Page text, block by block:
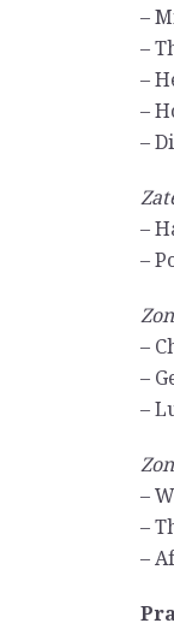
–
–
–
–
–
–
–
–
–
–
–
–
–